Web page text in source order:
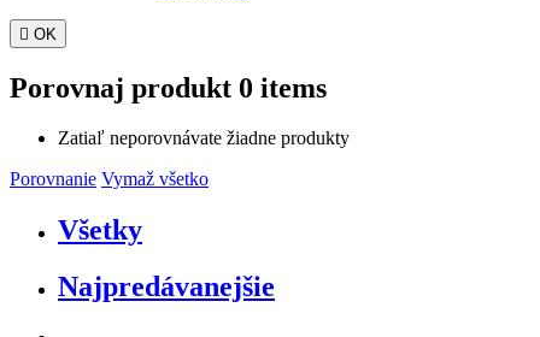
 OK
Porovnaj produkt 0 items
Zatiaľ neporovnávate žiadne produkty
Porovnanie Vymaž všetko
Všetky
Najpredávanejšie